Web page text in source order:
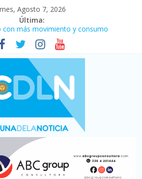
Agosto 7, 2026
Última:
con más movimiento y consumo
personas viajaron por el país, un 5,9%
de autos usados en julio: bajó un 12,6%
de Coudet en el Monumental
nivel más alto en dos décadas y ya
cerraron 41.000 kioscos: el sector
2001